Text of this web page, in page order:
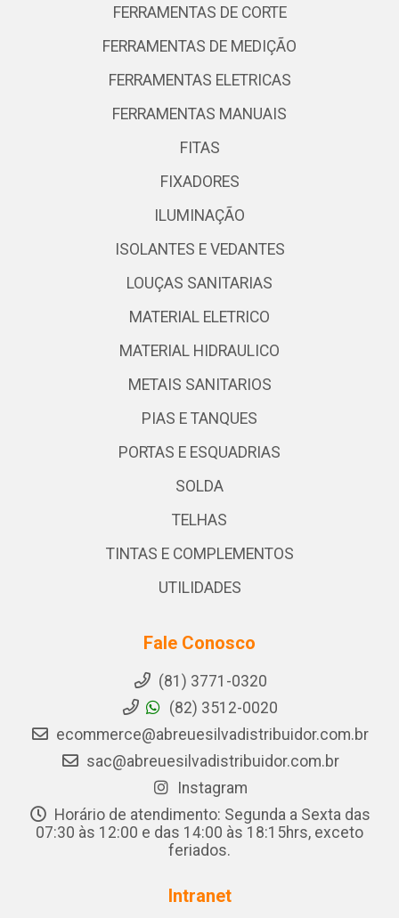
FERRAMENTAS DE CORTE
FERRAMENTAS DE MEDIÇÃO
FERRAMENTAS ELETRICAS
FERRAMENTAS MANUAIS
FITAS
FIXADORES
ILUMINAÇÃO
ISOLANTES E VEDANTES
LOUÇAS SANITARIAS
MATERIAL ELETRICO
MATERIAL HIDRAULICO
METAIS SANITARIOS
PIAS E TANQUES
PORTAS E ESQUADRIAS
SOLDA
TELHAS
TINTAS E COMPLEMENTOS
UTILIDADES
Fale Conosco
(81) 3771-0320
(82) 3512-0020
ecommerce@abreuesilvadistribuidor.com.br
sac@abreuesilvadistribuidor.com.br
Instagram
Horário de atendimento: Segunda a Sexta das
07:30 às 12:00 e das 14:00 às 18:15hrs, exceto
feriados.
Intranet